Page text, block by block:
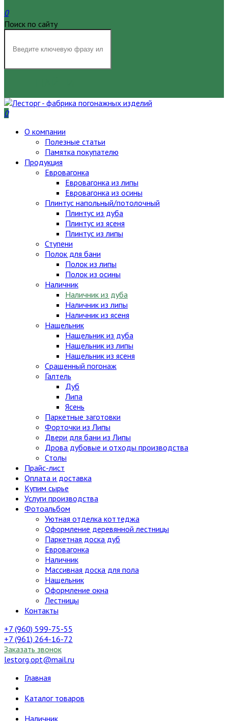
0
Поиск по сайту
0
О компании
Полезные статьи
Памятка покупателю
Продукция
Евровагонка
Евровагонка из липы
Евровагонка из осины
Плинтус напольный/потолочный
Плинтус из дуба
Плинтус из ясеня
Плинтус из липы
Ступени
Полок для бани
Полок из липы
Полок из осины
Наличник
Наличник из дуба
Наличник из липы
Наличник из ясеня
Нащельник
Нащельник из дуба
Нащельник из липы
Нащельник из ясеня
Сращенный погонаж
Галтель
Дуб
Липа
Ясень
Паркетные заготовки
Форточки из Липы
Двери для бани из Липы
Дрова дубовые и отходы производства
Столы
Прайс-лист
Оплата и доставка
Купим сырье
Услуги производства
Фотоальбом
Уютная отделка коттеджа
Оформление деревянной лестницы
Паркетная доска дуб
Евровагонка
Наличник
Массивная доска для пола
Нащельник
Оформление окна
Лестницы
Контакты
+7 (960) 599-75-55
+7 (961) 264-16-72
Заказать звонок
lestorg.opt@mail.ru
Главная
Каталог товаров
Наличник